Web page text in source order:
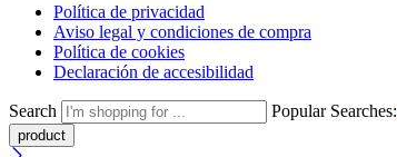
Política de privacidad
Aviso legal y condiciones de compra
Política de cookies
Declaración de accesibilidad
Search Popular Searches: